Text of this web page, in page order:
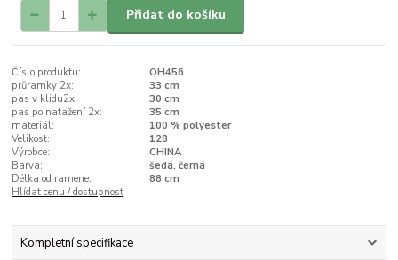
Přidat do košíku
Číslo produktu:
OH456
průramky 2x:
33 cm
pas v klidu2x:
30 cm
pas po natažení 2x:
35 cm
materiál:
100 % polyester
Velikost:
128
Výrobce:
CHINA
Barva:
šedá, černá
Délka od ramene:
88 cm
Hlídat cenu / dostupnost
Kompletní specifikace